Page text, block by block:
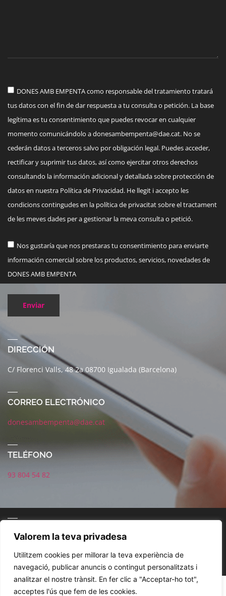
Valorem la teva privadesa
Utilitzem cookies per millorar la teva experiència de
navegació, publicar anuncis o contingut personalitzats i
analitzar el nostre trànsit. En fer clic a "Acceptar-ho tot",
acceptes l'ús que fem de les cookies.
DONES AMB EMPENTA como responsable del tratamiento tratará
tus datos con el fin de dar respuesta a tu consulta o petición. La base
legítima es tu consentimiento que puedes revocar en cualquier
momento comunicándolo adonesambempenta@dae.cat. No se
cederán datos a terceros salvo por obligación legal. Puedes acceder,
rectificar y suprimir tus datos, así como ejercitar otros derechos
consultando la información adicional y detallada sobre protección de
datos en nuestra Política de Privacidad. He llegit i accepto les
condicions contingudes en la política de privacitat sobre el tractament
de les meves dades per a gestionar la meva consulta o petició.
Nos gustaría que nos prestaras tu consentimiento para enviarte
información comercial sobre los productos, servicios, novedades de
DONES AMB EMPENTA
Enviar
DIRECCIÓN
C/ Florenci Valls, 48 2a 08700 Igualada (Barcelona)
CORREO ELECTRÓNICO
donesambempenta@dae.cat
TELÉFONO
93 804 54 82
POLÍTICA DE REDES SOCIALESAVISO LEGALPOLÍTICA DE PRIVACIDAD